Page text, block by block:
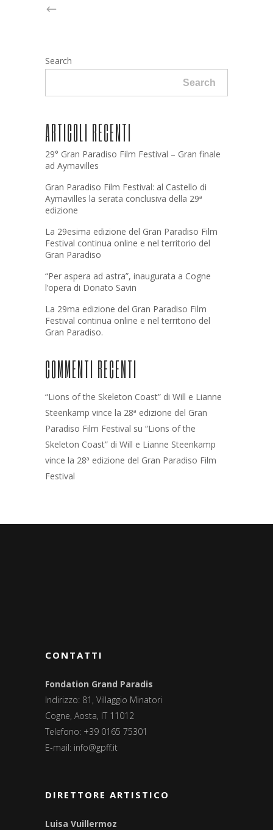
Search
Search
ARTICOLI RECENTI
29° Gran Paradiso Film Festival – Gran finale
ad Aymavilles
Gran Paradiso Film Festival: al Castello di
Aymavilles la serata conclusiva della 29ª
edizione
La 29esima edizione del Gran Paradiso Film
Festival continua online e nel territorio del
Gran Paradiso
“Per aspera ad astra”, inaugurata a Cogne
l’opera di Donato Savin
La 29ma edizione del Gran Paradiso Film
Festival continua online e nel territorio del
Gran Paradiso.
COMMENTI RECENTI
“Lions of the Skeleton Coast” di Will e Lianne
Steenkamp vince la 28ª edizione del Gran
Paradiso Film Festival su “Lions of the
Skeleton Coast” di Will e Lianne Steenkamp
vince la 28ª edizione del Gran Paradiso Film
Festival
CONTATTI
Fondation Grand Paradis
Indirizzo: 81, Villaggio Minatori
Cogne, Aosta, IT 11012
Telefono: +39 0165 75301
E-mail: info@gpff.it
DIRETTORE ARTISTICO
Luisa Vuillermoz